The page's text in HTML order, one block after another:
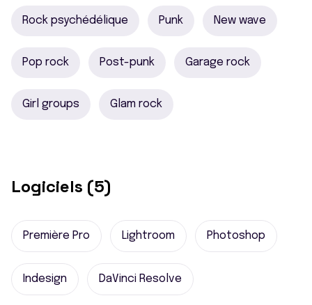
Rock psychédélique Punk New wave
Pop rock Post-punk Garage rock
Girl groups Glam rock
Logiciels (5)
Première Pro Lightroom Photoshop
Indesign DaVinci Resolve